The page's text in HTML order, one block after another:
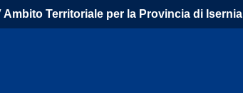
Territoriale per la Provincia di Isernia